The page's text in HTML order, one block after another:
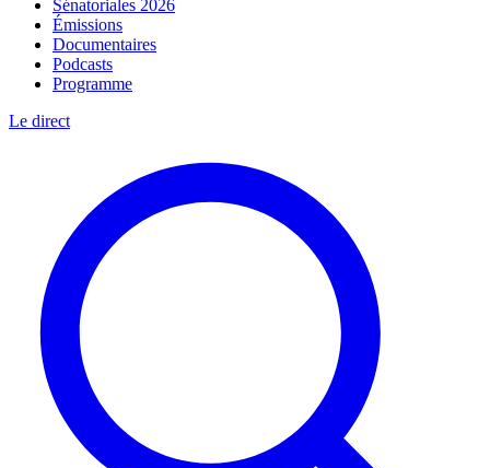
Sénatoriales 2026
Émissions
Documentaires
Podcasts
Programme
Le direct